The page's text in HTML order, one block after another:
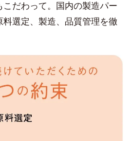
だわって。国内の製造パー
料選定、製造、品質管理を徹